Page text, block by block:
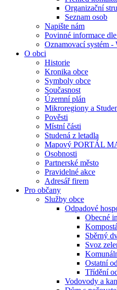
Organizační
Seznam osob
Napište nám
Povinné informace
Oznamovací systém
O obci
Historie
Kronika obce
Symboly obce
Současnost
Územní plán
Mikroregiony a
Pověsti
Místní části
Studená z letadla
Mapový PORTÁL
Osobnosti
Partnerské město
Pravidelné akce
Adresář firem
Pro občany
Služby obce
Odpadové
Obecné
Sběrný
Svoz
Ostatní
Třídění
Vodovody a